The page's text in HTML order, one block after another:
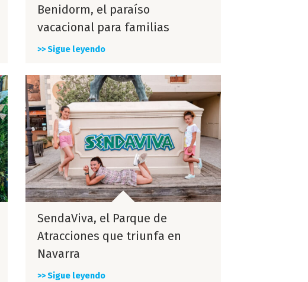
Benidorm, el paraíso
vacacional para familias
>> Sigue leyendo
SendaViva, el Parque de
Atracciones que triunfa en
Navarra
>> Sigue leyendo